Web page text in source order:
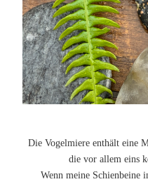
Die Vogelmiere enthält eine
die vor allem eins
Wenn meine Schienbeine